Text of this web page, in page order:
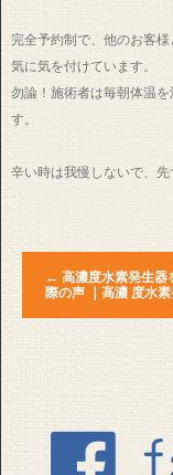
完全予約制で、他のお客
気に気を付けています。
勿論！施術者は毎朝体温
す。
辛い時は我慢しないで、先
← 高濃度水素発生器
際の声 ｜高濃 度水